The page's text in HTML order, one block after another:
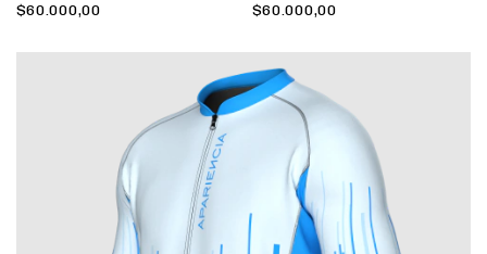
$60.000,00
$60.000,00